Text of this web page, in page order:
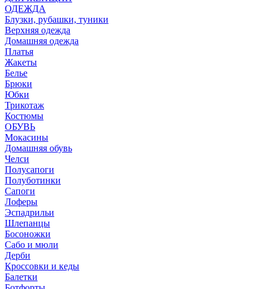
ОДЕЖДА
Блузки, рубашки, туники
Верхняя одежда
Домашняя одежда
Платья
Жакеты
Белье
Брюки
Юбки
Трикотаж
Костюмы
ОБУВЬ
Мокасины
Домашняя обувь
Челси
Полусапоги
Полуботинки
Сапоги
Лоферы
Эспадрильи
Шлепанцы
Босоножки
Сабо и мюли
Дерби
Кроссовки и кеды
Балетки